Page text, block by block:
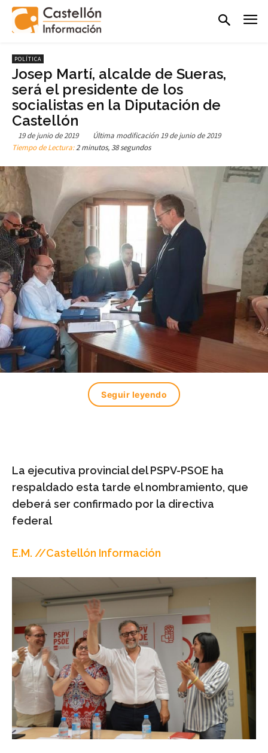
POLÍTICA
Josep Martí, alcalde de Sueras,
será el presidente de los
socialistas en la Diputación de
Castellón
19 de junio de 2019 Última modificación 19 de junio de 2019
Tiempo de Lectura:2 minutos, 38 segundos
Seguir leyendo
La ejecutiva provincial del PSPV-PSOE ha
respaldado esta tarde el nombramiento, que
deberá ser confirmado por la directiva
federal
E.M. //Castellón Información